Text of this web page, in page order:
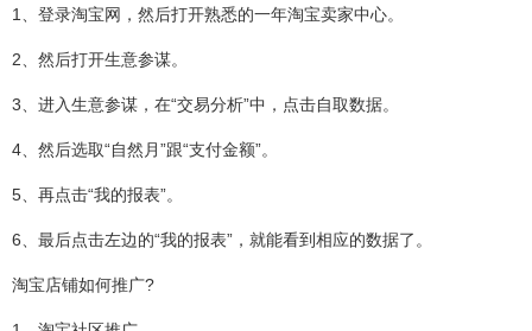
1、登录淘宝网，然后打开熟悉的一年淘宝卖家中心。
2、然后打开生意参谋。
3、进入生意参谋，在“交易分析”中，点击自取数据。
4、然后选取“自然月”跟“支付金额”。
5、再点击“我的报表”。
6、最后点击左边的“我的报表”，就能看到相应的数据了。
淘宝店铺如何推广?